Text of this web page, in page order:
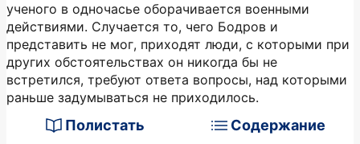
ученого в одночасье оборачивается военными
действиями. Случается то, чего Бодров и
представить не мог, приходят люди, с которыми при
других обстоятельствах он никогда бы не
встретился, требуют ответа вопросы, над которыми
раньше задумываться не приходилось.
Полистать Содержание